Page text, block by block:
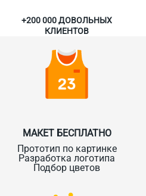
+200 000 ДОВОЛЬНЫХ
КЛИЕНТОВ
МАКЕТ БЕСПЛАТНО
Прототип по картинке
Разработка логотипа
Подбор цветов